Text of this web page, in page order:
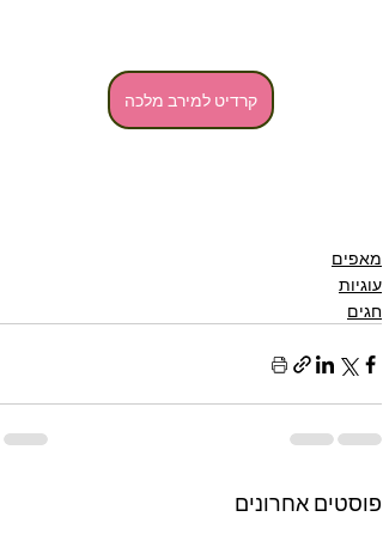
קרדיט למירב מלכה
מאפים
עוגיות
חגים
פוסטים אחרונים